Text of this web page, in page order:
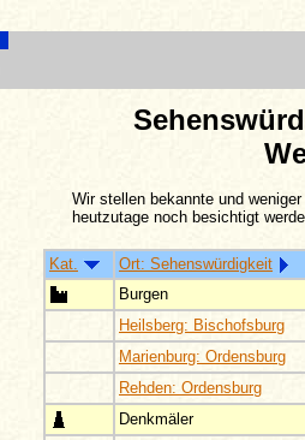
Wir stellen bekannte und
heutzutage noch besichtigt
Kat.
Ort: Sehenswürdigkeit
Burgen
Heilsberg: Bischofsburg
Marienburg: Ordensburg
Rehden: Ordensburg
Denkmäler